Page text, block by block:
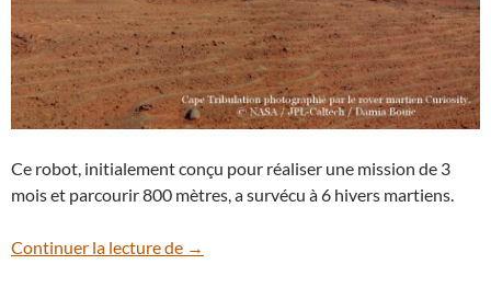
Ce robot, initialement conçu pour réaliser une mission de 3
mois et parcourir 800 mètres, a survécu à 6 hivers martiens.
Continuer la lecture de Opportunity : 11 ans sur la planète
→